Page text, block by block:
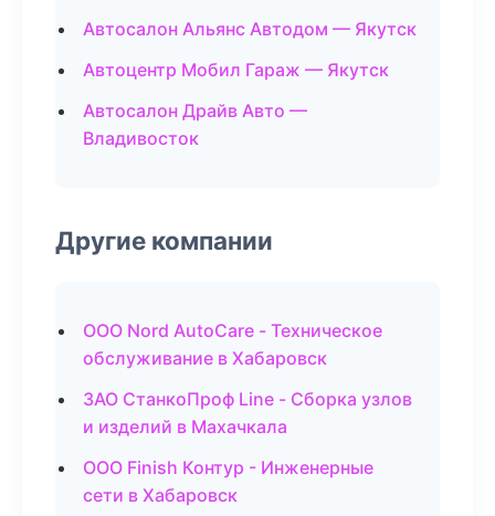
Автосалон Альянс Автодом — Якутск
Автоцентр Мобил Гараж — Якутск
Автосалон Драйв Авто —
Владивосток
Другие компании
ООО Nord AutoCare - Техническое
обслуживание в Хабаровск
ЗАО СтанкоПроф Line - Сборка узлов
и изделий в Махачкала
ООО Finish Контур - Инженерные
сети в Хабаровск